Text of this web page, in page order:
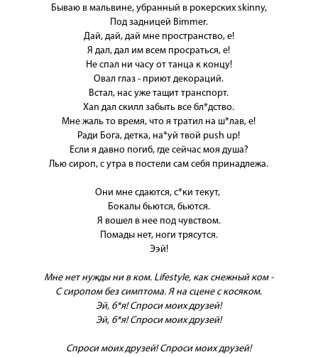
Бываю в мальвине, убранный в рокерских skinny,
Под задницей Bimmer.
Дай, дай, дай мне пространство, е!
Я дал, дал им всем просраться, е!
Не спал ни часу от танца к концу!
Овал глаз - приют декораций.
Встал, нас уже тащит транспорт.
Xan дал скилл забыть все бл*дство.
Мне жаль то время, что я тратил на ш*лав, е!
Ради Бога, детка, на*уй твой push up!
Если я давно погиб, где сейчас моя душа?
Лью сироп, с утра в постели сам себя принадлежа.
Они мне сдаются, с*ки текут,
Бокалы бьются, бьются.
Я вошел в нее под чувством.
Помады нет, ноги трясутся.
Ээй!
Мне нет нужды ни в ком. Lifestyle, как снежный ком -
С сиропом без симптома. Я на сцене с косяком.
Эй, б*я! Спроси моих друзей!
Эй, б*я! Спроси моих друзей!
Спроси моих друзей! Спроси моих друзей!